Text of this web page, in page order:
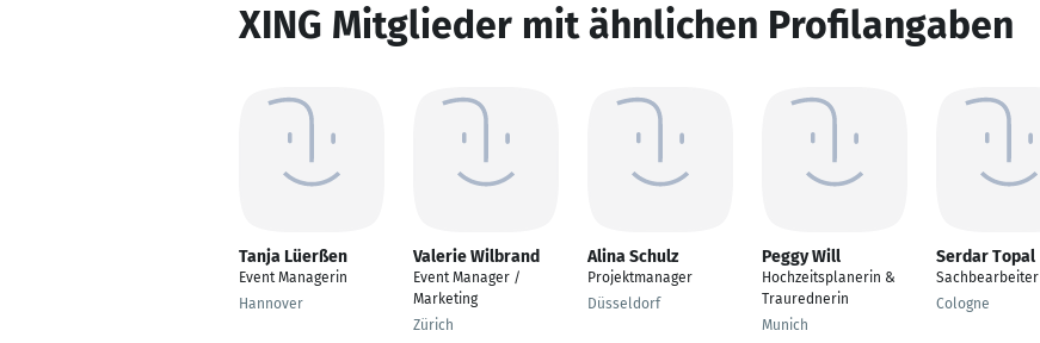
XING Mitglieder mit ähnlichen Profilangaben
Tanja Lüerßen
Event Managerin
Hannover
Valerie Wilbrand
Event Manager /
Marketing
Zürich
Alina Schulz
Projektmanager
Düsseldorf
Peggy Will
Hochzeitsplanerin &
Traurednerin
Munich
Serdar Topal
Sachbearbeiter
Cologne